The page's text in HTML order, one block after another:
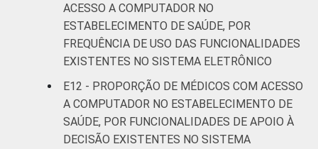
ACESSO A COMPUTADOR NO
ESTABELECIMENTO DE SAÚDE, POR
FREQUÊNCIA DE USO DAS FUNCIONALIDADES
EXISTENTES NO SISTEMA ELETRÔNICO
E12 - PROPORÇÃO DE MÉDICOS COM ACESSO
A COMPUTADOR NO ESTABELECIMENTO DE
SAÚDE, POR FUNCIONALIDADES DE APOIO À
DECISÃO EXISTENTES NO SISTEMA